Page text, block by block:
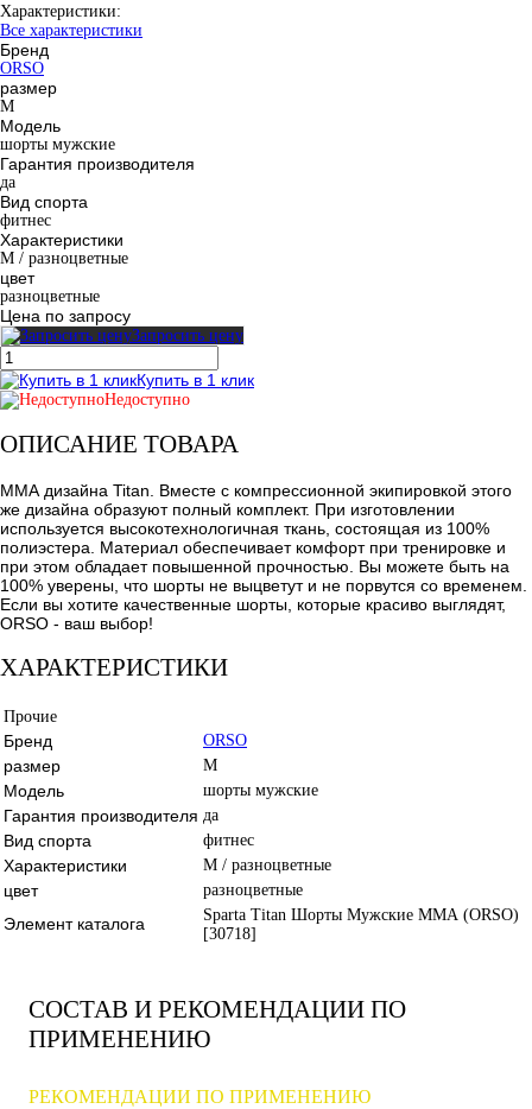
Характеристики:
Все характеристики
Бренд
ORSO
размер
M
Модель
шорты мужские
Гарантия производителя
да
Вид спорта
фитнес
Характеристики
M / разноцветные
цвет
разноцветные
Цена по запросу
Запросить цену
Купить в 1 клик
Недоступно
ОПИСАНИЕ ТОВАРА
ММА дизайна Titan. Вместе с компрессионной экипировкой этого
же дизайна образуют полный комплект. При изготовлении
используется высокотехнологичная ткань, состоящая из 100%
полиэстера. Материал обеспечивает комфорт при тренировке и
при этом обладает повышенной прочностью. Вы можете быть на
100% уверены, что шорты не выцветут и не порвутся со временем.
Если вы хотите качественные шорты, которые красиво выглядят,
ORSO - ваш выбор!
ХАРАКТЕРИСТИКИ
Прочие
Бренд ORSO
размер M
Модель шорты мужские
Гарантия производителя да
Вид спорта фитнес
Характеристики M / разноцветные
цвет разноцветные
Элемент каталога
Sparta Titan Шорты Мужские ММА (ORSO)
[30718]
СОСТАВ И РЕКОМЕНДАЦИИ ПО
ПРИМЕНЕНИЮ
РЕКОМЕНДАЦИИ ПО ПРИМЕНЕНИЮ